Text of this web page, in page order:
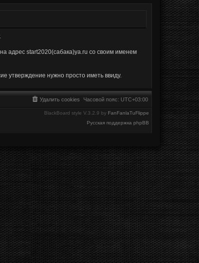
адрес start2020(сабака)ya.ru со своим именем
утверждение нужно просто иметь ввиду.
Часовой пояс: UTC+03:00
Удалить cookies
BlackBoard style V.3.2.9 by FanFanlaTuFlippe
Русская поддержка phpBB